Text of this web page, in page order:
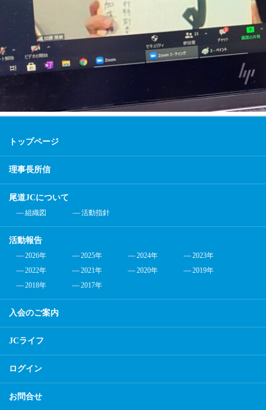
トップページ
理事長所信
尾道JCについて
組織図 活動指針
活動報告
2026年 2025年 2024年
2023年
2022年
2021年 2020年
2019年
2018年
2017年
入会のご案内
JCライフ
ログイン
お問合せ